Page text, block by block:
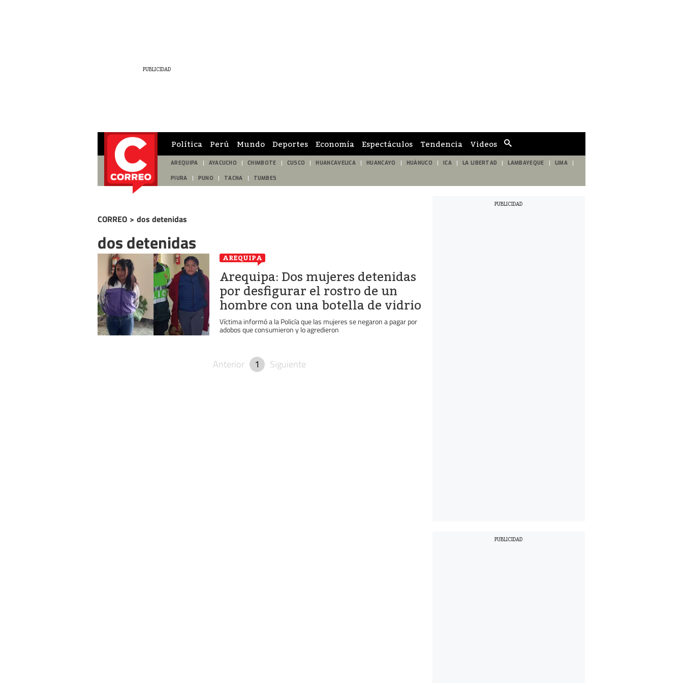
de
búsqueda
Política Perú Mundo Deportes Economía Espectáculos Tendencia Videos
AREQUIPA AYACUCHO CHIMBOTE CUSCO HUANCAVELICA HUANCAYO HUÁNUCO ICA LA LIBERTAD LAMBAYEQUE LIMA
PIURA PUNO TACNA TUMBES
CORREO > dos detenidas
dos detenidas
AREQUIPA
Arequipa: Dos mujeres detenidas
por desfigurar el rostro de un
hombre con una botella de vidrio
Víctima informó a la Policía que las mujeres se negaron a pagar por
adobos que consumieron y lo agredieron
Anterior 1 Siguiente